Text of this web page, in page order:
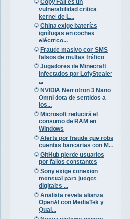
Copy Fail es un
vulnerabilidad critica
kernel de L...
China exige baterías
ignífugas en coches
eléctrico...
Fraude masivo con SMS
falsos de multas tráfico
Jugadores de Minecraft
infectados por LofyStealer
...
NVIDIA Nemotron 3 Nano
Omni dota de sentidos a
los...
Microsoft reducirá el
consumo de RAM en
Windows
Alerta por fraude que roba
cuentas bancarias con M...
GitHub pierde usuarios
por fallos constantes
Sony exige conexión
mensual para juegos
digitales ...
Analista revela alianza
OpenAI con MediaTek y
Qual...